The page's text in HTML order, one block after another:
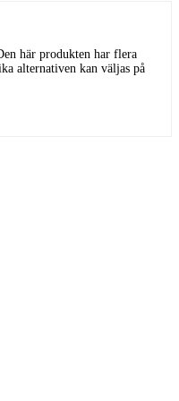
här produkten har flera
alternativen kan väljas på